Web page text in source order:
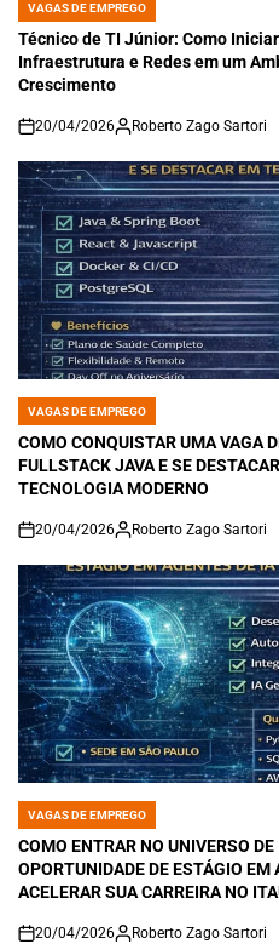
POSTED
IN
VAGAS DE EMPREGO
Técnico de TI Júnior: Como
Infraestrutura e Redes em um
Crescimento
on
20/04/2026 Roberto Zago Sartori
POSTED
IN
VAGAS DE EMPREGO
COMO CONQUISTAR UMA VAGA
FULLSTACK JAVA E SE
TECNOLOGIA MODERNO
on
20/04/2026 Roberto Zago Sartori
POSTED
IN
VAGAS DE EMPREGO
COMO ENTRAR NO UNIVERSO DE
OPORTUNIDADE DE ESTÁGIO EM
ACELERAR SUA CARREIRA NO
20/04/2026 Roberto Zago Sartori